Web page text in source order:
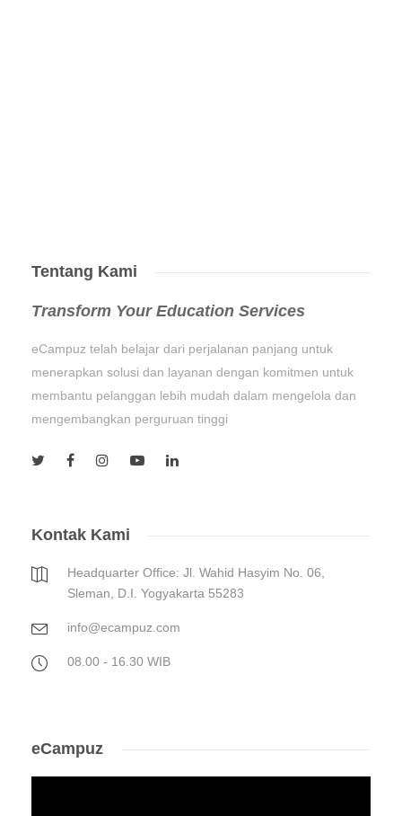
Tentang Kami
Transform Your Education Services
eCampuz telah belajar dari perjalanan panjang untuk
menerapkan solusi dan layanan dengan komitmen untuk
membantu pelanggan lebih mudah dalam mengelola dan
mengembangkan perguruan tinggi
Kontak Kami
Headquarter Office: Jl. Wahid Hasyim No. 06,
Sleman, D.I. Yogyakarta 55283
info@ecampuz.com
08.00 - 16.30 WIB
eCampuz